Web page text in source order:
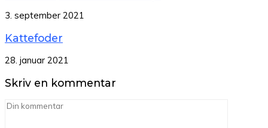
3. september 2021
Kattefoder
28. januar 2021
Skriv en kommentar